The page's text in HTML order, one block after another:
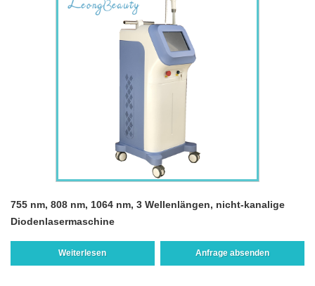
755 nm, 808 nm, 1064 nm, 3 Wellenlängen, nicht-kanalige
Diodenlasermaschine
Weiterlesen Anfrage absenden